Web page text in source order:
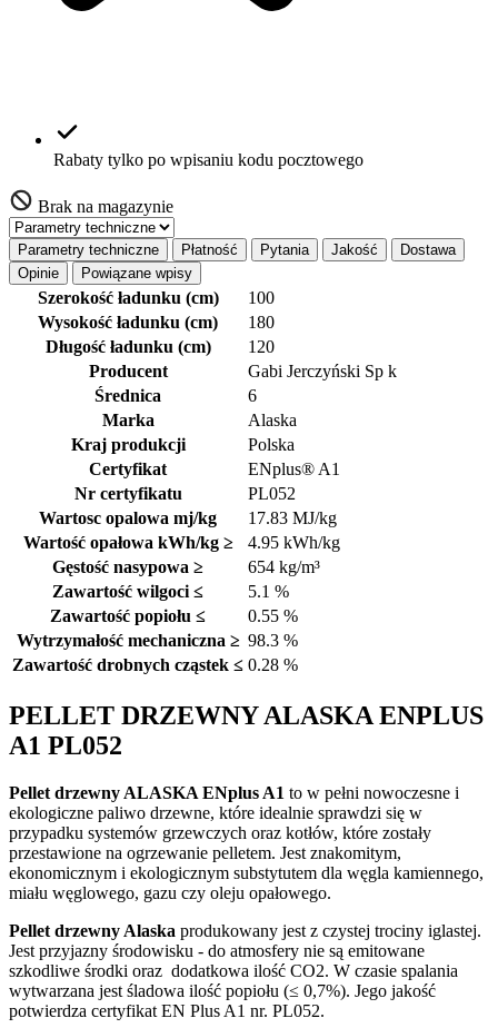
Rabaty tylko po wpisaniu kodu pocztowego
Brak na magazynie
Parametry techniczne Płatność Pytania Jakość
Dostawa
Opinie
Powiązane wpisy
Szerokość ładunku (cm)
100
Wysokość ładunku (cm)
180
Długość ładunku (cm)
120
Producent
Gabi Jerczyński Sp k
Średnica
6
Marka
Alaska
Kraj produkcji
Polska
Certyfikat
ENplus® A1
Nr certyfikatu
PL052
Wartosc opalowa mj/kg
17.83 MJ/kg
Wartość opałowa kWh/kg ≥
4.95 kWh/kg
Gęstość nasypowa ≥
654 kg/m³
Zawartość wilgoci ≤
5.1 %
Zawartość popiołu ≤
0.55 %
Wytrzymałość mechaniczna ≥ 98.3 %
Zawartość drobnych cząstek ≤ 0.28 %
PELLET DRZEWNY ALASKA ENPLUS
A1 PL052
Pellet drzewny ALASKA ENplus A1 to w pełni nowoczesne i
ekologiczne paliwo drzewne, które idealnie sprawdzi się w
przypadku systemów grzewczych oraz kotłów, które zostały
przestawione na ogrzewanie pelletem. Jest znakomitym,
ekonomicznym i ekologicznym substytutem dla węgla kamiennego,
miału węglowego, gazu czy oleju opałowego.
Pellet drzewny Alaska produkowany jest z czystej trociny iglastej.
Jest przyjazny środowisku - do atmosfery nie są emitowane
szkodliwe środki oraz dodatkowa ilość CO2. W czasie spalania
wytwarzana jest śladowa ilość popiołu (≤ 0,7%). Jego jakość
potwierdza certyfikat EN Plus A1 nr. PL052.